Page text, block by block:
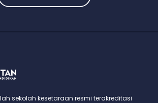
sekolah kesetaraan resmi terakreditasi